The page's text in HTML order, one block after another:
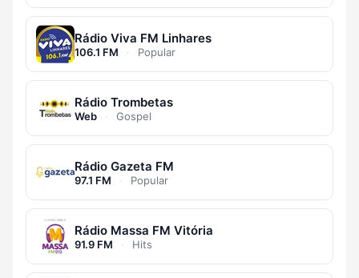
Rádio Viva FM Linhares
106.1 FM · Popular
Rádio Trombetas
Web · Gospel
Rádio Gazeta FM
97.1 FM · Popular
Rádio Massa FM Vitória
91.9 FM · Hits